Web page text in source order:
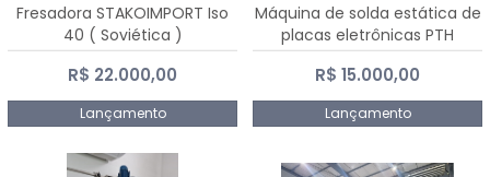
Fresadora STAKOIMPORT Iso
40 ( Soviética )
R$ 22.000,00
Lançamento
Máquina de solda estática de
placas eletrônicas PTH
DIALSAT
R$ 15.000,00
Lançamento